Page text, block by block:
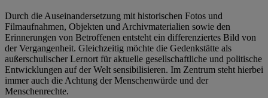
Durch die Auseinandersetzung mit historischen Fotos und
Filmaufnahmen, Objekten und Archivmaterialien sowie den
Erinnerungen von Betroffenen entsteht ein differenziertes Bild von
der Vergangenheit. Gleichzeitig möchte die Gedenkstätte als
außerschulischer Lernort für aktuelle gesellschaftliche und politische
Entwicklungen auf der Welt sensibilisieren. Im Zentrum steht hierbei
immer auch die Achtung der Menschenwürde und der
Menschenrechte.